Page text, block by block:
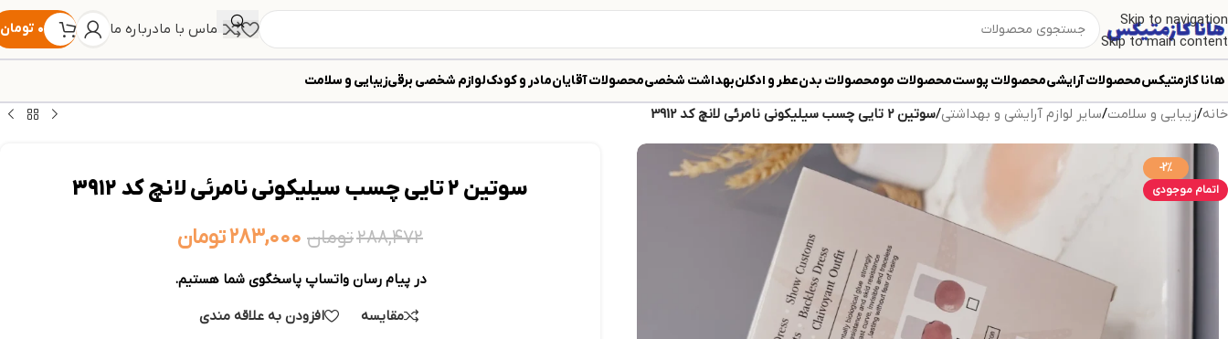
Skip to navigation
Skip to main content
تماس با مادرباره ما ۰ تومان
هانا کازمتیکسمحصولات آرایشیمحصولات پوستمحصولات مومحصولات بدنعطر و ادکلنبهداشت شخصیمحصولات آقایانمادر و کودکلوازم شخصی برقیزیبایی و سلامت
خانه/زیبایی و سلامت/سایر لوازم آرایشی و بهداشتی/سوتین 2 تایی چسب سیلیکونی نامرئی لانچ کد 3912
-2%
اتمام موجودی
سوتین 2 تایی چسب سیلیکونی نامرئی لانچ کد 3912
۲۸۸,۴۷۲تومان ۲۸۳,۰۰۰تومان
در پیام رسان واتساپ پاسخگوی شما هستیم.
مقایسه
افزودن به علاقه مندی